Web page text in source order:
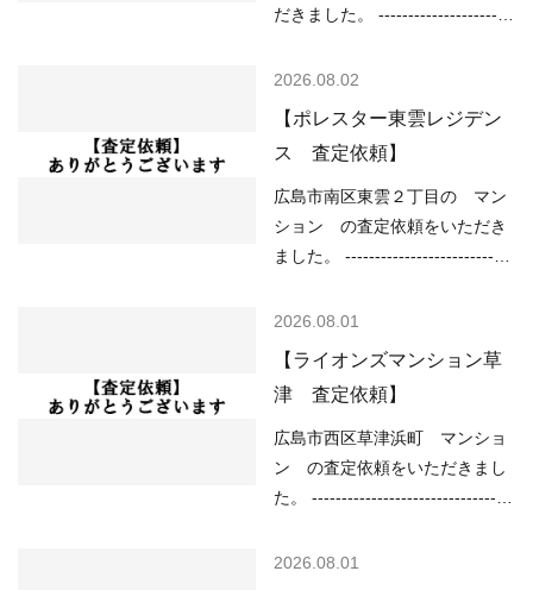
----------------------------------------
は、 ○住宅ローンが低金利で不
少なく、物件を探している人が
多い などの状況ですので、
「不動産売却のやり方によって
は高く売却しやすい」状況とい
だきました。 -----------------------
-------------- （用途地域）第二種
（洪水）該当なし （高潮）予想
浸水深さ2m以上5m未満 （内
水）該当なし （津波）浸水想定
深さ1.0ｍ以上2.0ｍ未満 ---------
----------------------------------------
動産市況については、 ○住宅ロ
すい ○売り物件が少なく、物件
を探している人が多い などの状
況ですので、 「不動産売却のや
り方によっては高く売却しやす
い」状況といって…
2026.08.02
【ポレスター東雲レジデン
ス 査定依頼】
広島市南区東雲２丁目の マン
ション の査定依頼をいただき
ました。 ----------------------------
--------- （用途地域）第一種住居
（洪水）該当なし （高潮）予想
浸水深さ2ｍ以上5ｍ未満 （内
水）浸水想定深さ0.01ｍ以上
（津波）浸水想定深さ2.0ｍ以上
3.0ｍ未満 ---------------------------
---------- 現在の不動産市況につ
2026.08.01
【ライオンズマンション草
津 査定依頼】
広島市西区草津浜町 マンショ
ン の査定依頼をいただきまし
た。 ----------------------------------
--- （用途地域）近隣商業地域
2026.08.01